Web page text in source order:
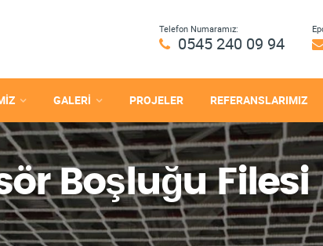
Telefon Numaramız:
0545 240 09 94
GALERİ PROJELER REFERANSLARIMIZ
Boşluğu Filesi